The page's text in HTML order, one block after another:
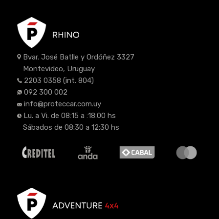
Bvar. José Batlle y Ordóñez 3327
Montevideo, Uruguay
2203 0358 (int. 804)
092 300 002
info@proteccar.com.uy
Lu. a Vi. de 08:15 a :18:00 hs
Sábados de 08:30 a 12:30 hs